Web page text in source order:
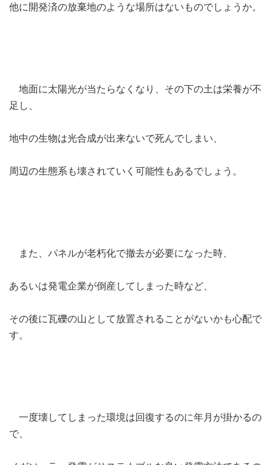
他に開発済の放棄地のような場所はないものでしょうか。
地面に太陽光が当たらなくなり、その下の土は栄養が不
足し、
地中の生物は光合成が出来ないで死んでしまい、
周辺の生態系も壊されていく可能性もあるでしょう。
また、パネルが老朽化で撤去が必要になった時、
あるいは発電企業が倒産してしまった時など、
その後に瓦礫の山として放置されることがないかも心配で
す。
一度壊してしまった環境は回復するのに年月が掛かるの
で、